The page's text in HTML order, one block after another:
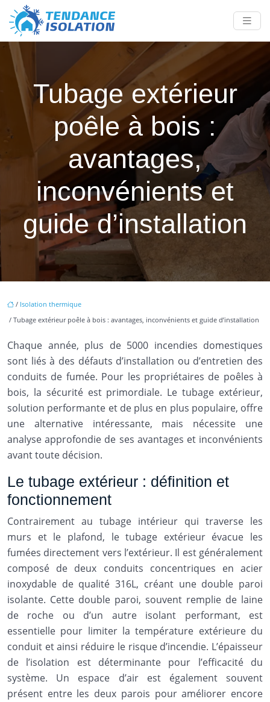
Tubage extérieur
poêle à bois :
avantages,
inconvénients et
guide d’installation
/ Isolation thermique
/ Tubage extérieur poêle à bois : avantages, inconvénients et guide d’installation
Chaque année, plus de 5000 incendies domestiques
sont liés à des défauts d’installation ou d’entretien des
conduits de fumée. Pour les propriétaires de poêles à
bois, la sécurité est primordiale. Le tubage extérieur,
solution performante et de plus en plus populaire, offre
une alternative intéressante, mais nécessite une
analyse approfondie de ses avantages et inconvénients
avant toute décision.
Le tubage extérieur : définition et
fonctionnement
Contrairement au tubage intérieur qui traverse les
murs et le plafond, le tubage extérieur évacue les
fumées directement vers l’extérieur. Il est généralement
composé de deux conduits concentriques en acier
inoxydable de qualité 316L, créant une double paroi
isolante. Cette double paroi, souvent remplie de laine
de roche ou d’un autre isolant performant, est
essentielle pour limiter la température extérieure du
conduit et ainsi réduire le risque d’incendie. L’épaisseur
de l’isolation est déterminante pour l’efficacité du
système. Un espace d’air est également souvent
présent entre les deux parois pour améliorer encore